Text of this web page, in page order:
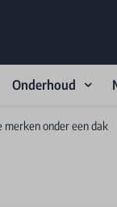
Onderhoud
onder een dak